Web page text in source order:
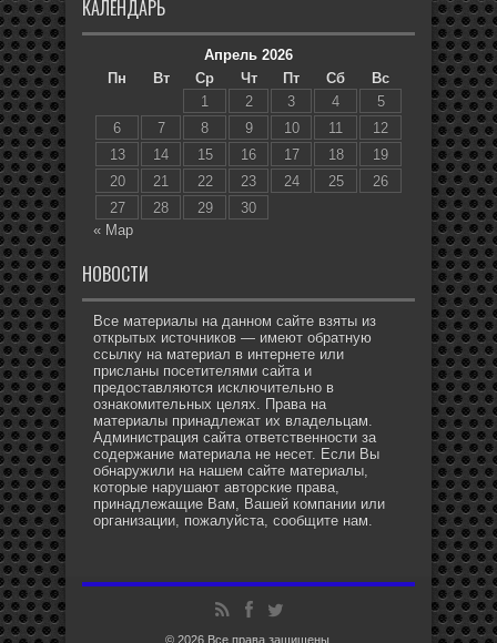
КАЛЕНДАРЬ
Апрель 2026
Пн
Вт Ср Чт Пт Сб
Вс
1
2 3 4
5
6
7 8 9 10 11
12
13
14 15 16 17 18
19
20
21 22 23 24 25
26
27
28 29
30
« Мар
НОВОСТИ
Все материалы на данном сайте взяты из
открытых источников — имеют обратную
ссылку на материал в интернете или
присланы посетителями сайта и
предоставляются исключительно в
ознакомительных целях. Права на
материалы принадлежат их владельцам.
Администрация сайта ответственности за
содержание материала не несет. Если Вы
обнаружили на нашем сайте материалы,
которые нарушают авторские права,
принадлежащие Вам, Вашей компании или
организации, пожалуйста, сообщите нам.
© 2026 Все права защищены.